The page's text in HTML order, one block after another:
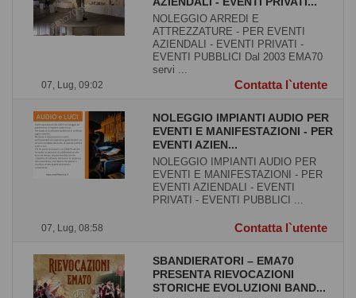
07, Lug, 09:02
NOLEGGIO ARREDI E
ATTREZZATURE - PER EVENTI
AZIENDALI - EVENTI PRIVATI -
EVENTI PUBBLICI Dal 2003 EMA70
servi ...
Contatta l`utente
07, Lug, 08:58
NOLEGGIO IMPIANTI AUDIO PER
EVENTI E MANIFESTAZIONI - PER
EVENTI AZIEN...
NOLEGGIO IMPIANTI AUDIO PER
EVENTI E MANIFESTAZIONI - PER
EVENTI AZIENDALI - EVENTI
PRIVATI - EVENTI PUBBLICI ...
Contatta l`utente
SBANDIERATORI – EMA70
PRESENTA RIEVOCAZIONI
STORICHE EVOLUZIONI BAND...